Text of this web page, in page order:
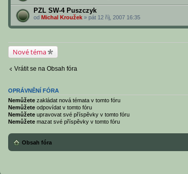
PZL SW-4 Puszczyk
od Michal Kroužek » pát 12 říj, 2007 16:35
Nové téma
Vrátit se na Obsah fóra
OPRÁVNĚNÍ FÓRA
Nemůžete zakládat nová témata v tomto fóru
Nemůžete odpovídat v tomto fóru
Nemůžete upravovat své příspěvky v tomto fóru
Nemůžete mazat své příspěvky v tomto fóru
Obsah fóra